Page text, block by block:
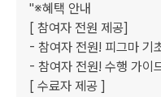
"※혜택 안내
[ 참여자 전원 제공]
- 참여자 전원! 피그마 기
- 참여자 전원! 수행 가이
[ 수료자 제공 ]